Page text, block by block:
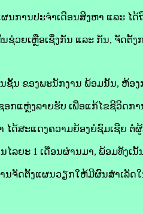
ການປະຈຳເດືອນສິງຫາ ແລະ ໄ
ຊ່ວຍເຫຼືອເຊິ່ງກັນ ແລະ ກັນ, ຈັດຕັ້
ນ ຂອງພະນັກງານ ພ້ອມນັ້ນ, ຫ້ອງ
ກແຫຼ່ງລາຍຮັບ ເພື່ອແກ້ໄຂຊີວິດກ
ດ້ສະແດງຄວາມຍ້ອງຍໍຊົມເຊີຍ ຕໍ່
ລຍະ 1 ເດືອນຜ່ານມາ, ພ້ອມທັງເ
ນຈັດຕັ້ງແຜນວຽກໃຫ້ມີຜົນສຳເລັດ